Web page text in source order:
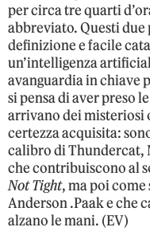
per circa tre quarti
abbreviato. Questi due
definizione e facile
un’intelligenza
avanguardia in chiave
si pensa di aver preso
arrivano dei misteriosi
certezza acquisita:
calibro di Thundercat,
che contribuiscono al
Not Tight, ma poi come
Anderson .Paak e che
alzano le mani. (EV)